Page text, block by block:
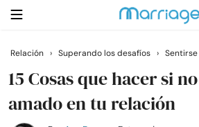
Buscar
Relación › Superando los desafíos ›
15 Cosas que hacer si
amado en tu relación